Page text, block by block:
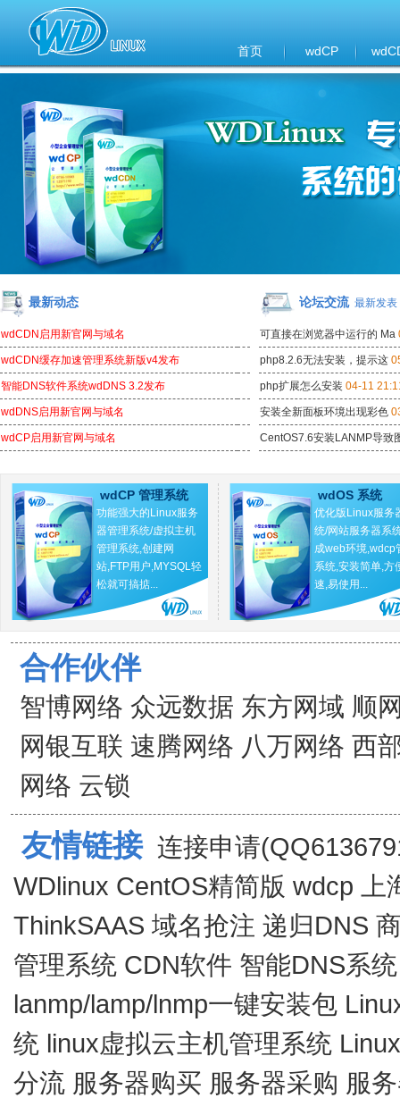
首页 wdCP
最新动态
wdCDN启用新官网与域名
wdCDN缓存加速管理系统新版v4发布
智能DNS软件系统wdDNS 3.2发布
wdDNS启用新官网与域名
wdCP启用新官网与域名
论坛交流 最新发表
可直接在浏览器中运行的 Ma
php8.2.6无法安装，提示这
php扩展怎么安装 04-11
安装全新面板环境出现彩色
CentOS7.6安装LANMP导致
wdCP 管理系统
功能强大的Linux服务
器管理系统/虚拟主机
管理系统,创建网
站,FTP用户,MYSQL轻
松就可搞掂...
wdOS 系统
优化版Linux服务
统/网站服务器系
成web环境,wdcp
系统,安装简单,方
速,易使用...
合作伙伴
智博网络 众远数据 东方网域 顺
网银互联 速腾网络 八万网络 西
网络 云锁
友情链接 连接申请
WDlinux CentOS精简版 wdcp
ThinkSAAS 域名抢注 递归DNS
管理系统 CDN软件 智能DNS系统
lanmp/lamp/lnmp一键安装包
统 linux虚拟云主机管理系统
分流 服务器购买 服务器采购 服